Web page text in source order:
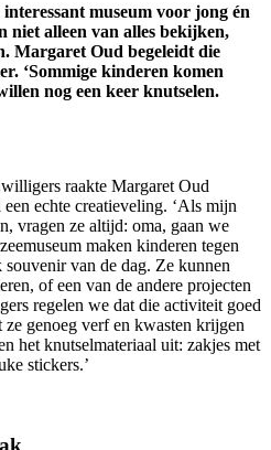
museum voor jong én
niet alleen van alles bekijken,
Margaret Oud begeleidt die
‘Sommige kinderen komen
nog een keer knutselen.
raakte Margaret Oud
echte creatieveling. ‘Als mijn
vragen ze altijd: oma, gaan we
maken kinderen tegen
van de dag. Ze kunnen
of een van de andere projecten
regelen we dat die activiteit goed
genoeg verf en kwasten krijgen
het knutselmateriaal uit: zakjes met
stickers.’